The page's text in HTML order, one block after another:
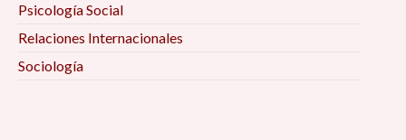
Psicología Social
Relaciones Internacionales
Sociología